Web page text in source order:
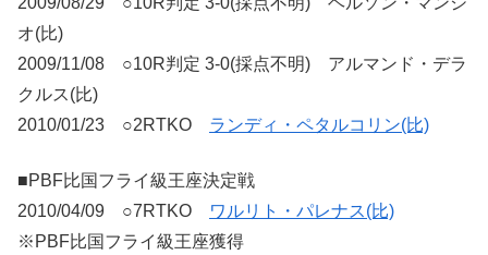
オ(比)
2009/11/08 ○10R判定 3-0(採点不明) アルマンド・デラ
クルス(比)
2010/01/23 ○2RTKO ランディ・ペタルコリン(比)
■PBF比国フライ級王座決定戦
2010/04/09 ○7RTKO
ワルリト・パレナス(比)
※PBF比国フライ級王座獲得